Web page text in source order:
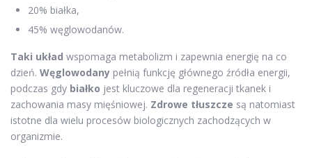
20% białka,
45% węglowodanów.
Taki układ wspomaga metabolizm i zapewnia energię na co
dzień. Węglowodany pełnią funkcję głównego źródła energii,
podczas gdy białko jest kluczowe dla regeneracji tkanek i
zachowania masy mięśniowej. Zdrowe tłuszcze są natomiast
istotne dla wielu procesów biologicznych zachodzących w
organizmie.